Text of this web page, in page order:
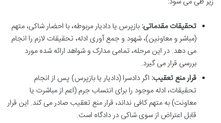
تحقیقات مقدماتی: بازپرس یا دادیار مربوطه، با احضار شاکی، متهم
(مباشر و معاونین)، شهود و جمع آوری ادله، تحقیقات لازم را انجام
می دهد. در این مرحله، تمامی مدارک و شواهد ارائه شده مورد
بررسی قرار می گیرد.
قرار منع تعقیب: اگر دادسرا (دادیار یا بازپرس) پس از انجام
تحقیقات، ادله موجود را برای انتساب جرم (اعم از مباشرت یا
معاونت) به متهم کافی نداند، قرار منع تعقیب صادر می کند. این قرار
قابل اعتراض از سوی شاکی در دادگاه است.